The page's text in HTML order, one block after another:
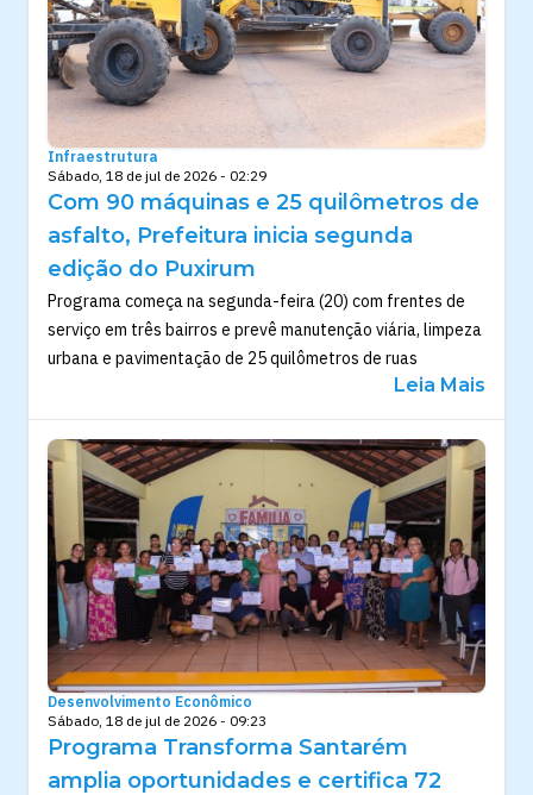
Infraestrutura
Sábado, 18 de jul de 2026 - 02:29
Com 90 máquinas e 25 quilômetros de
asfalto, Prefeitura inicia segunda
edição do Puxirum
Programa começa na segunda-feira (20) com frentes de
serviço em três bairros e prevê manutenção viária, limpeza
urbana e pavimentação de 25 quilômetros de ruas
Leia Mais
Desenvolvimento Econômico
Sábado, 18 de jul de 2026 - 09:23
Programa Transforma Santarém
amplia oportunidades e certifica 72